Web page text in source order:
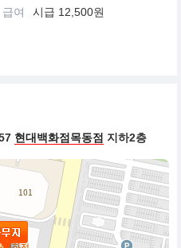
급여
시급 12,500원
현대백화점목동점 지하2층